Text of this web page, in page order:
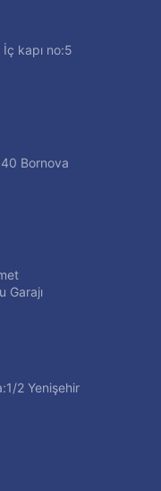
kapı no:5
Bornova
Garajı
2 Yenişehir